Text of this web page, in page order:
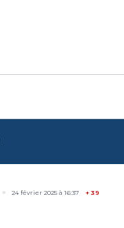
24 février 2025 à 16:37 + 39